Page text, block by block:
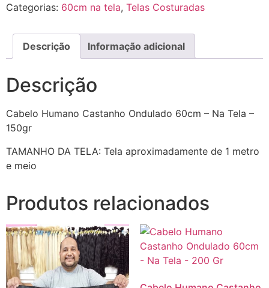
Categorias: 60cm na tela, Telas Costuradas
Descrição Informação adicional
Descrição
Cabelo Humano Castanho Ondulado 60cm – Na Tela –
150gr
TAMANHO DA TELA: Tela aproximadamente de 1 metro
e meio
Produtos relacionados